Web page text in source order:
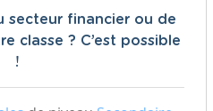
secteur financier ou de
classe ? C’est possible
!